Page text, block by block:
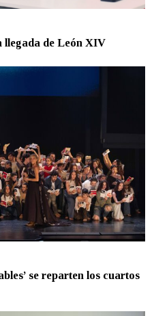
llegada de León XIV
se reparten los cuartos